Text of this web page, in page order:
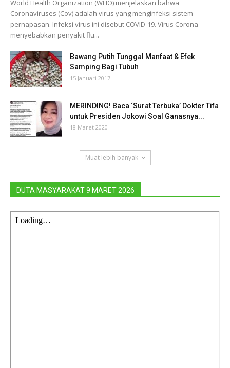
World Health Organization (WHO) menjelaskan bahwa
Coronaviruses (Cov) adalah virus yang menginfeksi sistem
pernapasan. Infeksi virus ini disebut COVID-19. Virus Corona
menyebabkan penyakit flu...
Bawang Putih Tunggal Manfaat & Efek
Samping Bagi Tubuh
15 Januari 2017
MERINDING! Baca ‘Surat Terbuka’ Dokter Tifa
untuk Presiden Jokowi Soal Ganasnya...
18 Maret 2020
Muat lebih banyak
DUTA MASYARAKAT 9 MARET 2026